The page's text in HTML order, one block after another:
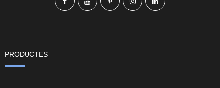
PRODUCTES